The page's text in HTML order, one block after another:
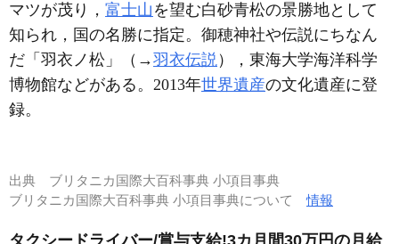
マツが茂り， 富士山 を望む白砂青松の景勝地として
知られ，国の名勝に指定。御穂神社や伝説にちなん
だ「羽衣ノ松」（→羽衣伝説），東海大学海洋科学
博物館などがある。2013年世界遺産の文化遺産に登
録。
出典 ブリタニカ国際大百科事典 小項目事典
ブリタニカ国際大百科事典 小項目事典について情報
タクシードライバー/賞与支給!3カ月間30万円の月給